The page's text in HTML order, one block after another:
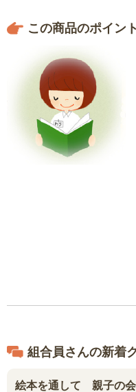
この商品のポイント
組合員さんの新着
絵本を通して 親子の